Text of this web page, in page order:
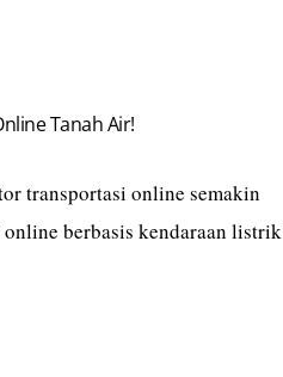
Tanah Air!
transportasi online semakin
online berbasis kendaraan listrik